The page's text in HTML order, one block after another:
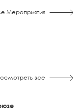
Мероприятия
все